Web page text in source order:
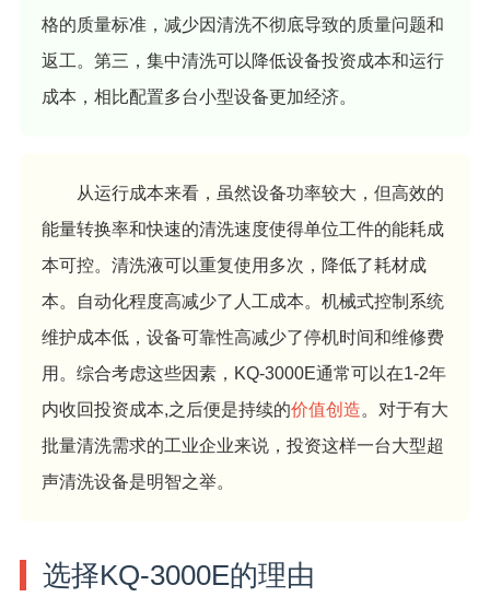
格的质量标准，减少因清洗不彻底导致的质量问题和
返工。第三，集中清洗可以降低设备投资成本和运行
成本，相比配置多台小型设备更加经济。
从运行成本来看，虽然设备功率较大，但高效的
能量转换率和快速的清洗速度使得单位工件的能耗成
本可控。清洗液可以重复使用多次，降低了耗材成
本。自动化程度高减少了人工成本。机械式控制系统
维护成本低，设备可靠性高减少了停机时间和维修费
用。综合考虑这些因素，KQ-3000E通常可以在1-2年
内收回投资成本,之后便是持续的价值创造。对于有大
批量清洗需求的工业企业来说，投资这样一台大型超
声清洗设备是明智之举。
选择KQ-3000E的理由